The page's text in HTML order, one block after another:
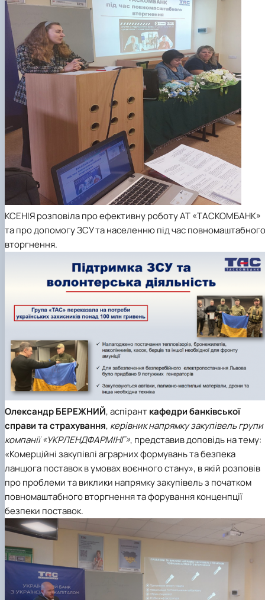
КСЕНІЯ розповіла про ефективну роботу АТ «ТАСКОМБАНК»
та про допомогу ЗСУ та населенню під час повномаштабного
вторгнення.
Олександр БЕРЕЖНИЙ, аспіранткафедри банківської
справи та страхування, керівник напрямку закупівель групи
компанії «УКРЛЕНДФАРМІНГ», представив доповідь на тему:
«Комерційні закупівлі аграрних формувань та безпека
ланцюга поставок в умовах воєнного стану», в якій розповів
про проблеми та виклики напрямку закупівель з початком
повномаштабного вторгнення та форування конценпції
безпеки поставок.